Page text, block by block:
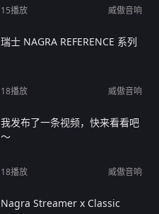
15播放 威傲音响
瑞士 NAGRA REFERENCE 系列
18播放 威傲音响
我发布了一条视频，快来看看吧
～
18播放 威傲音响
Nagra Streamer x Classic